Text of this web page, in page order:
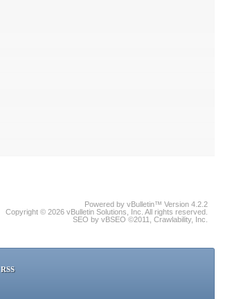
Powered by vBulletin™ Version 4.2.2
Copyright © 2026 vBulletin Solutions, Inc. All rights reserved.
SEO by vBSEO ©2011, Crawlability, Inc.
RSS